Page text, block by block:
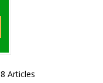
Articles